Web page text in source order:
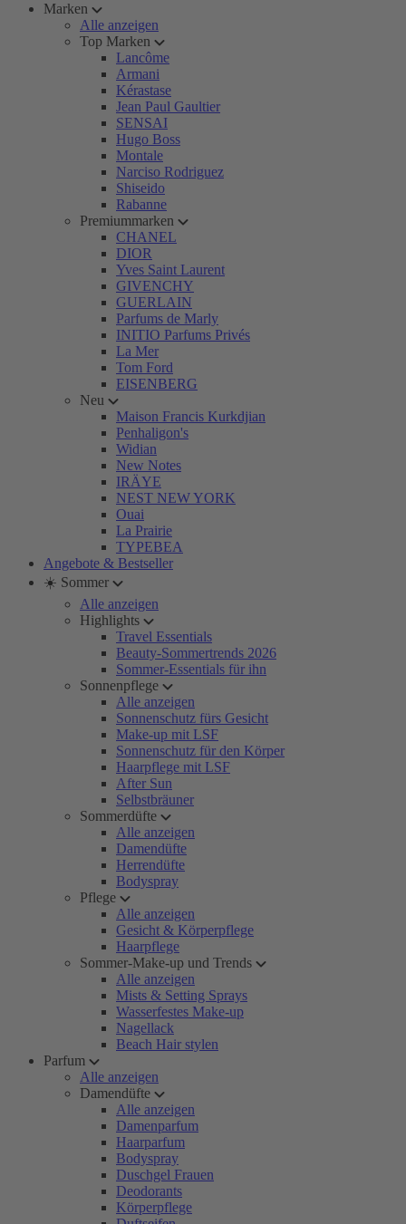
Marken
Alle anzeigen
Top Marken
Lancôme
Armani
Kérastase
Jean Paul Gaultier
SENSAI
Hugo Boss
Montale
Narciso Rodriguez
Shiseido
Rabanne
Premiummarken
CHANEL
DIOR
Yves Saint Laurent
GIVENCHY
GUERLAIN
Parfums de Marly
INITIO Parfums Privés
La Mer
Tom Ford
EISENBERG
Neu
Maison Francis Kurkdjian
Penhaligon's
Widian
New Notes
IRÄYE
NEST NEW YORK
Ouai
La Prairie
TYPEBEA
Angebote & Bestseller
☀️ Sommer
Alle anzeigen
Highlights
Travel Essentials
Beauty-Sommertrends 2026
Sommer-Essentials für ihn
Sonnenpflege
Alle anzeigen
Sonnenschutz fürs Gesicht
Make-up mit LSF
Sonnenschutz für den Körper
Haarpflege mit LSF
After Sun
Selbstbräuner
Sommerdüfte
Alle anzeigen
Damendüfte
Herrendüfte
Bodyspray
Pflege
Alle anzeigen
Gesicht & Körperpflege
Haarpflege
Sommer-Make-up und Trends
Alle anzeigen
Mists & Setting Sprays
Wasserfestes Make-up
Nagellack
Beach Hair stylen
Parfum
Alle anzeigen
Damendüfte
Alle anzeigen
Damenparfum
Haarparfum
Bodyspray
Duschgel Frauen
Deodorants
Körperpflege